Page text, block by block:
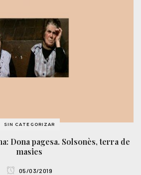
SIN CATEGORIZAR
Dona pagesa. Solsonès, terra de
masies
05/03/2019